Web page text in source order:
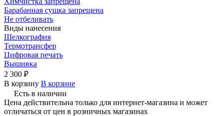
Барабанная сушка запрещена
Не отбеливать
Виды нанесения
Шелкография
Термотрансфер
Цифровая печать
Вышивка
2 300 ₽
В корзину В корзине
Есть в наличии
Цена действительна только для интернет-магазина и может
отличаться от цен в розничных магазинах